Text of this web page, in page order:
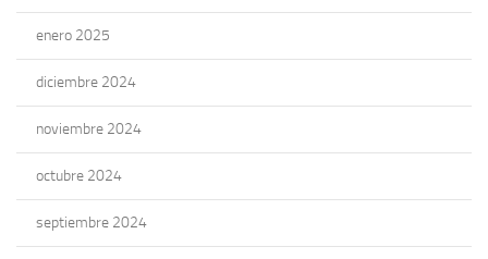
enero 2025
diciembre 2024
noviembre 2024
octubre 2024
septiembre 2024